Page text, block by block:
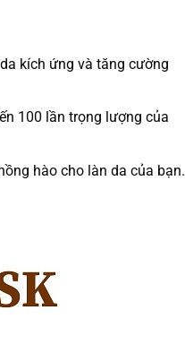
kích ứng và tăng cường
100 lần trọng lượng của
hào cho làn da của bạn.